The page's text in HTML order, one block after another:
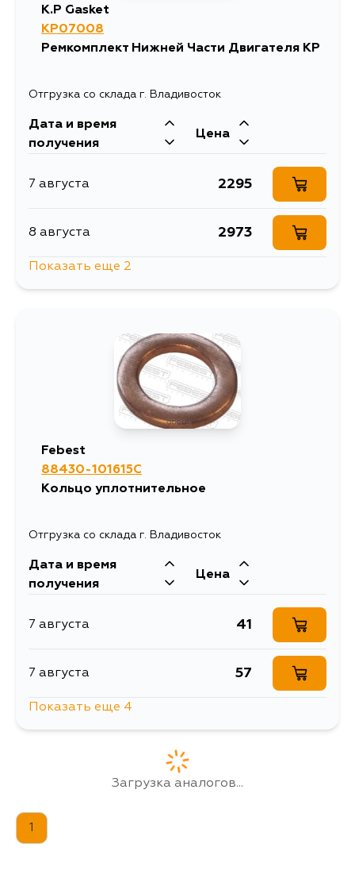
YM30G, YR21G, YR25V, KM10,
KM10G, KM10V, KM11, KM11V, CR40,
CR42, CR50, KR41, CR40G, CR50G,
SR40G, NLP51, NLP51V, CR37G,
RY12, CXC10, KXC10, CXM10L,
K.P Gasket
KP07008
Ремкомплект Нижней Части Двигателя KP
Отгрузка со склада г. Владивосток
Дата и время
получения
Цена
7 августа 2295
8 августа 2973
Показать еще 2
Febest
88430-101615C
Кольцо уплотнительное
Отгрузка со склада г. Владивосток
Дата и время
получения
Цена
7 августа 41
7 августа 57
25 августа
Показать еще 4
Загрузка аналогов...
1